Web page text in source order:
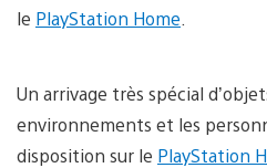
le PlayStation Home
Un arrivage très spécial
environnements et les
disposition sur le PlayStation